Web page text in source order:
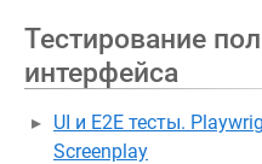
Тестирование
интерфейса
UI и E2E тесты.
Screenplay